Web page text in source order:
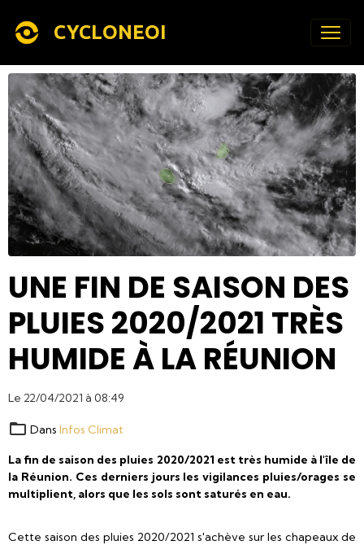
CYCLONEOI
UNE FIN DE SAISON DES
PLUIES 2020/2021 TRÈS
HUMIDE À LA RÉUNION
Le 22/04/2021 à 08:49
Dans Infos Climat
La fin de saison des pluies 2020/2021 est très humide à l'île de
la Réunion. Ces derniers jours les vigilances pluies/orages se
multiplient, alors que les sols sont saturés en eau.
Cette saison des pluies 2020/2021 s'achève sur les chapeaux de